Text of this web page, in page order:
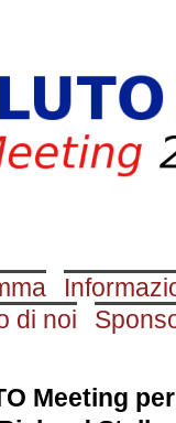
di noi
Meeting